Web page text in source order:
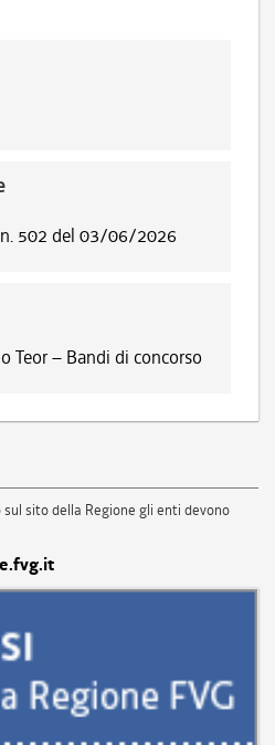
502 del 03/06/2026
Teor – Bandi di concorso
sito della Regione gli enti devono